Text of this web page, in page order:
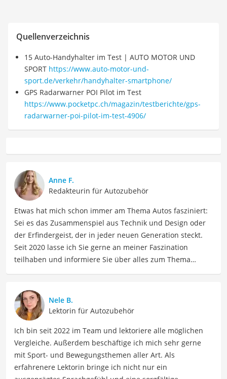
Quellenverzeichnis
15 Auto-Handyhalter im Test | AUTO MOTOR UND
SPORT https://www.auto-motor-und-
sport.de/verkehr/handyhalter-smartphone/
GPS Radarwarner POI Pilot im Test
https://www.pocketpc.ch/magazin/testberichte/gps-
radarwarner-poi-pilot-im-test-4906/
Anne F.
Redakteurin für Autozubehör
Etwas hat mich schon immer am Thema Autos fasziniert:
Sei es das Zusammenspiel aus Technik und Design oder
der Erfindergeist, der in jeder neuen Generation steckt.
Seit 2020 lasse ich Sie gerne an meiner Faszination
teilhaben und informiere Sie über alles zum Thema
Fahrzeugtechnologien und Autotrends. Meine Beiträge
umfassen detaillierte Fahrzeugvergleiche,
Fahrzeugwartungstipps, Kaufberatungen und Neuigkeiten
aus der Automobilindustrie.
Der Antirutschmatte Armaturenbrett-Vergleich ist aus
unserer Sicht besonders empfehlenswert fürAutofahrer
undFahrzeugbesitzer.
Nele B.
Lektorin für Autozubehör
Ich bin seit 2022 im Team und lektoriere alle möglichen
Vergleiche. Außerdem beschäftige ich mich sehr gerne
mit Sport- und Bewegungsthemen aller Art. Als
erfahrenere Lektorin bringe ich nicht nur ein